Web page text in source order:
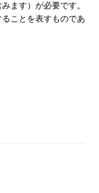
ます）が必要です。
ことを表すものであ